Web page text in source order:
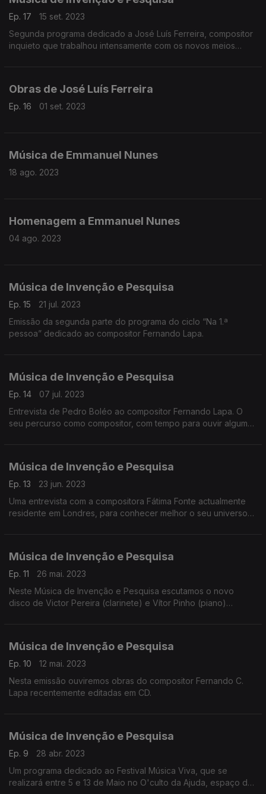
Ep. 17
15 set. 2023
Segunda programa dedicado a José Luís Ferreira, compositor
inquieto que trabalhou intensamente com os novos meios
Obras de José Luís Ferreira
Ep. 16 01 set. 2023
Música de Emmanuel Nunes
18 ago. 2023
Homenagem a Emmanuel Nunes
04 ago. 2023
Música de Invenção e Pesquisa
Ep. 15
21 jul. 2023
Emissão da segunda parte do programa do ciclo “Na 1.ª
pessoa” dedicado ao compositor Fernando Lapa.
Música de Invenção e Pesquisa
Ep. 14
07 jul. 2023
Entrevista de Pedro Boléo ao compositor Fernando Lapa. O
seu percurso como compositor, com tempo para ouvir algumas
Música de Invenção e Pesquisa
Ep. 13
23 jun. 2023
Uma entrevista com a compositora Fátima Fonte actualmente
residente em Londres, para conhecer melhor o seu universo
Música de Invenção e Pesquisa
Ep. 11
26 mai. 2023
Neste Música de Invenção e Pesquisa escutamos o novo
disco de Victor Pereira (clarinete) e Vítor Pinho (piano)
Música de Invenção e Pesquisa
Ep. 10
12 mai. 2023
Nesta emissão ouviremos obras do compositor Fernando C.
Lapa recentemente editadas em CD.
Música de Invenção e Pesquisa
Ep. 9
28 abr. 2023
Um programa dedicado ao Festival Música Viva, que se
realizará entre 5 e 13 de Maio no O'culto da Ajuda, espaço da